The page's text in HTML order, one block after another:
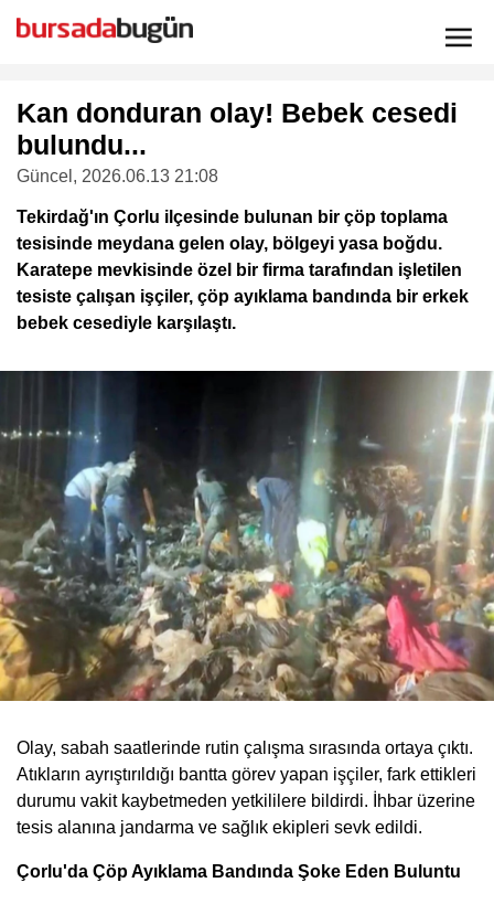
Kan donduran olay! Bebek cesedi
bulundu...
Güncel , 2026.06.13 21:08
Tekirdağ'ın Çorlu ilçesinde bulunan bir çöp toplama
tesisinde meydana gelen olay, bölgeyi yasa boğdu.
Karatepe mevkisinde özel bir firma tarafından işletilen
tesiste çalışan işçiler, çöp ayıklama bandında bir erkek
bebek cesediyle karşılaştı.
Olay, sabah saatlerinde rutin çalışma sırasında ortaya çıktı.
Atıkların ayrıştırıldığı bantta görev yapan işçiler, fark ettikleri
durumu vakit kaybetmeden yetkililere bildirdi. İhbar üzerine
tesis alanına jandarma ve sağlık ekipleri sevk edildi.
Çorlu'da Çöp Ayıklama Bandında Şoke Eden Buluntu